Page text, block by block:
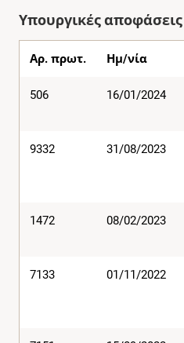
Υπουργικές αποφάσεις
Αρ. πρωτ. Ημ/νία
506 16/01/2024
9332 31/08/2023
1472 08/02/2023
7133 01/11/2022